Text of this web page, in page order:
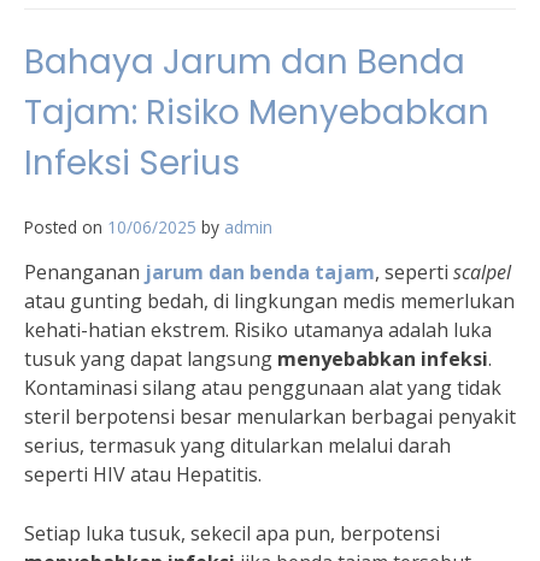
Bahaya Jarum dan Benda
Tajam: Risiko Menyebabkan
Infeksi Serius
Posted on 10/06/2025 by admin
Penanganan jarum dan benda tajam, seperti scalpel
atau gunting bedah, di lingkungan medis memerlukan
kehati-hatian ekstrem. Risiko utamanya adalah luka
tusuk yang dapat langsung menyebabkan infeksi.
Kontaminasi silang atau penggunaan alat yang tidak
steril berpotensi besar menularkan berbagai penyakit
serius, termasuk yang ditularkan melalui darah
seperti HIV atau Hepatitis.
Setiap luka tusuk, sekecil apa pun, berpotensi